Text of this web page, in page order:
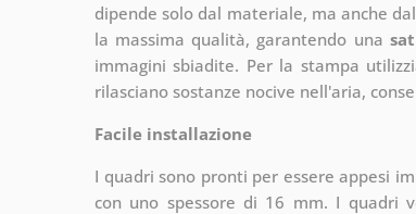
dipende solo dal materiale, ma anche
la massima qualità, garantendo una
immagini sbiadite. Per la stampa
rilasciano sostanze nocive nell'aria,
Facile installazione
I quadri sono pronti per essere appesi
con uno spessore di 16 mm. I quadri